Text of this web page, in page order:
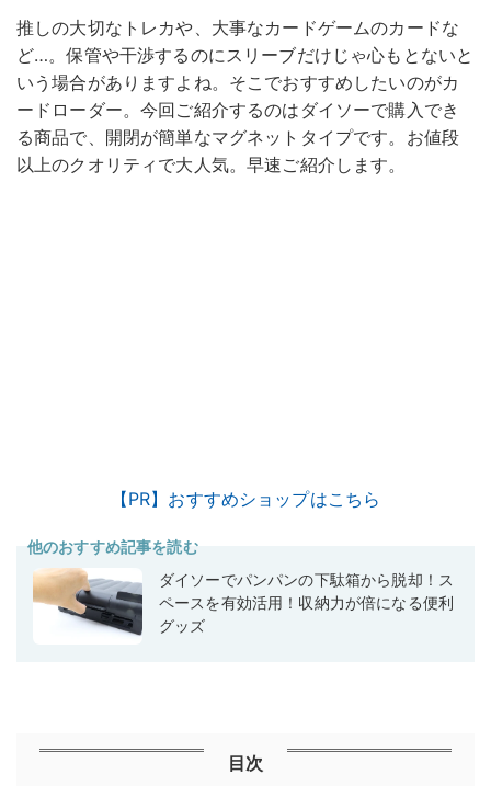
推しの大切なトレカや、大事なカードゲームのカードな
ど…。保管や干渉するのにスリーブだけじゃ心もとないと
いう場合がありますよね。そこでおすすめしたいのがカ
ードローダー。今回ご紹介するのはダイソーで購入でき
る商品で、開閉が簡単なマグネットタイプです。お値段
以上のクオリティで大人気。早速ご紹介します。
【PR】おすすめショップはこちら
他のおすすめ記事を読む
ダイソーでパンパンの下駄箱から脱却！ス
ペースを有効活用！収納力が倍になる便利
グッズ
目次